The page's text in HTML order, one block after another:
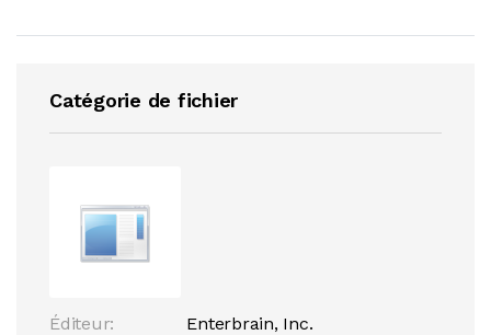
Catégorie de fichier
Éditeur:
Enterbrain, Inc.